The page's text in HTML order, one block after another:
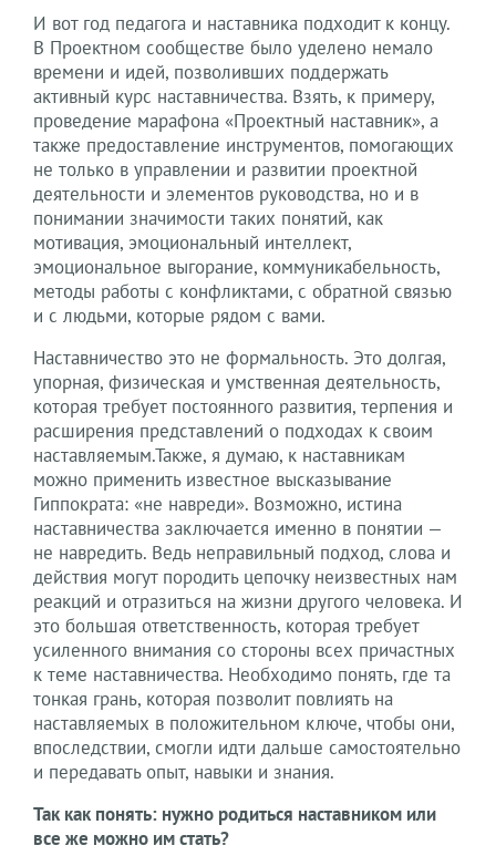
И вот год педагога и наставника подходит к концу.
В Проектном сообществе было уделено немало
времени и идей, позволивших поддержать
активный курс наставничества. Взять, к примеру,
проведение марафона «Проектный наставник», а
также предоставление инструментов, помогающих
не только в управлении и развитии проектной
деятельности и элементов руководства, но и в
понимании значимости таких понятий, как
мотивация, эмоциональный интеллект,
эмоциональное выгорание, коммуникабельность,
методы работы с конфликтами, с обратной связью
и с людьми, которые рядом с вами.
Наставничество это не формальность. Это долгая,
упорная, физическая и умственная деятельность,
которая требует постоянного развития, терпения и
расширения представлений о подходах к своим
наставляемым.Также, я думаю, к наставникам
можно применить известное высказывание
Гиппократа: «не навреди». Возможно, истина
наставничества заключается именно в понятии —
не навредить. Ведь неправильный подход, слова и
действия могут породить цепочку неизвестных нам
реакций и отразиться на жизни другого человека. И
это большая ответственность, которая требует
усиленного внимания со стороны всех причастных
к теме наставничества. Необходимо понять, где та
тонкая грань, которая позволит повлиять на
наставляемых в положительном ключе, чтобы они,
впоследствии, смогли идти дальше самостоятельно
и передавать опыт, навыки и знания.
Так как понять: нужно родиться наставником или
все же можно им стать?